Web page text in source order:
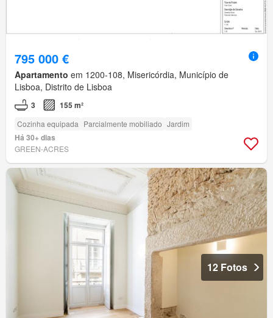
795 000 €
Apartamento em 1200-108, Misericórdia, Município de
Lisboa, Distrito de Lisboa
3 155 m²
Cozinha equipada Parcialmente mobiliado Jardim
Há 30+ dias
GREEN-ACRES
12 Fotos